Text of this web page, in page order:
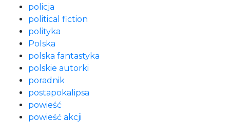
policja
political fiction
polityka
Polska
polska fantastyka
polskie autorki
poradnik
postapokalipsa
powieść
powieść akcji